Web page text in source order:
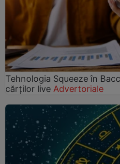
Tehnologia Squeeze în
cărților live Advertoriale